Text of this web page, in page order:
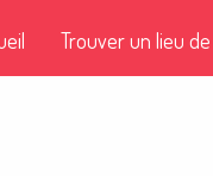
Trouver un lieu